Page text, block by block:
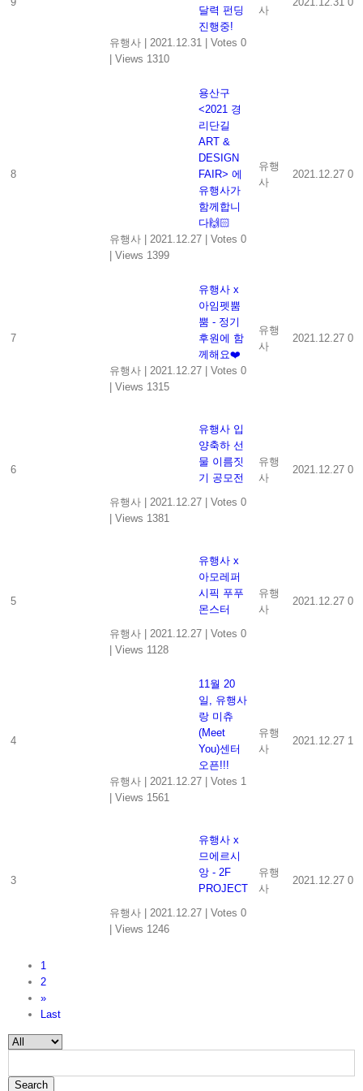
달력 펀딩
진행중!
유행사
2021.12.31
Votes 0
Views 1310
사
8
용산구
<2021 경
리단길
ART &
DESIGN
FAIR> 에
유행사가
함께합니
다🙌🏻
유행사
2021.12.27
Votes 0
Views 1399
유행
사
2021.12.27 0
7
유행사 x
아임펫뿜
뿜 - 정기
후원에 함
께해요❤️
유행사
2021.12.27
Votes 0
Views 1315
유행
사
2021.12.27 0
6
유행사 입
양축하 선
물 이름짓
기 공모전
유행사
2021.12.27
Votes 0
Views 1381
유행
사
2021.12.27 0
5
유행사 x
아모레퍼
시픽 푸푸
몬스터
유행사
2021.12.27
Votes 0
Views 1128
유행
사
2021.12.27 0
4
11월 20
일, 유행사
랑 미츄
(Meet
You)센터
오픈!!!
유행사
2021.12.27
Votes 1
Views 1561
유행
사
2021.12.27 1
3
유행사 x
므에르시
앙 - 2F
PROJECT
유행사
2021.12.27
Votes 0
Views 1246
유행
사
2021.12.27 0
1
2
»
Last
Search